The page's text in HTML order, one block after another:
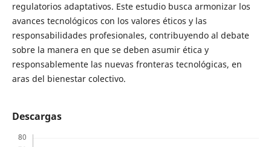
regulatorios adaptativos. Este estudio busca armonizar los
avances tecnológicos con los valores éticos y las
responsabilidades profesionales, contribuyendo al debate
sobre la manera en que se deben asumir ética y
responsablemente las nuevas fronteras tecnológicas, en
aras del bienestar colectivo.
Descargas